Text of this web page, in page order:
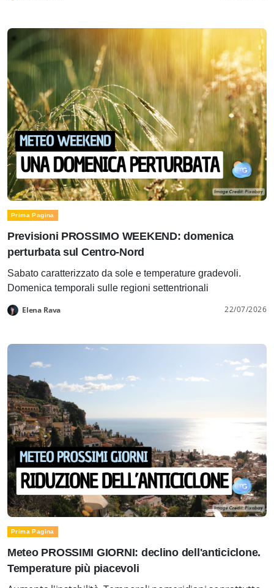
Prima Pagina
Previsioni PROSSIMO WEEKEND: domenica
perturbata sul Centro-Nord
Sabato caratterizzato da sole e temperature gradevoli.
Domenica temporali sulle regioni settentrionali
Elena Rava 22/07/2026
Prima Pagina
Meteo PROSSIMI GIORNI: declino dell'anticiclone.
Temperature più piacevoli